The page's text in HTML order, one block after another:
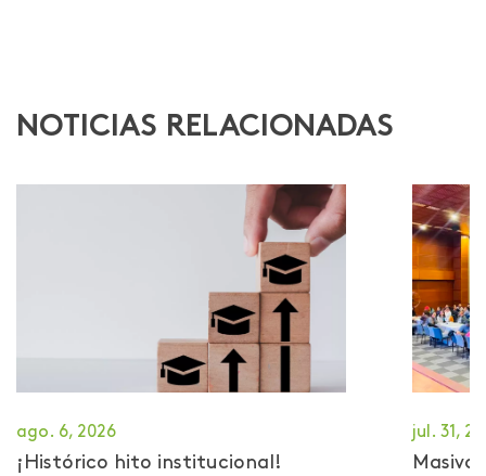
NOTICIAS RELACIONADAS
ago. 6, 2026
¡Histórico hito institucional!
jul. 31,